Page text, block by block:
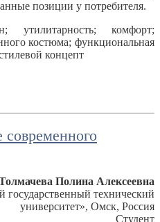
позиции у потребителя.
утилитарность; комфорт;
костюма; функциональная
концепт
Полина Алексеевна
технический
университет», Омск, Россия
Студент